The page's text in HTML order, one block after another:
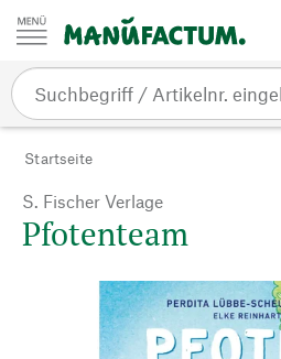
Zum Inhalt springen
Startseite
S. Fischer Verlage
Pfotenteam